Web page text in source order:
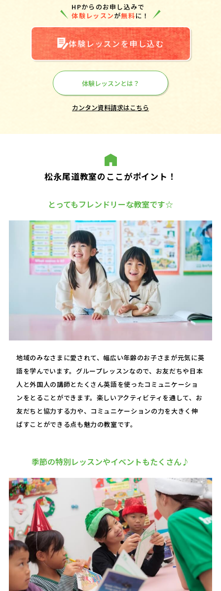
HPからのお申し込みで
体験レッスンが無料に！
体験レッスンを申し込む
体験レッスンとは？
カンタン資料請求はこちら
松永尾道教室のここがポイント！
とってもフレンドリーな教室です☆
地域のみなさまに愛されて、幅広い年齢のお子さまが元気に英
語を学んでいます。グループレッスンなので、お友だちや日本
人と外国人の講師とたくさん英語を使ったコミュニケーショ
ンをとることができます。楽しいアクティビティを通して、お
友だちと協力する力や、コミュニケーションの力を大きく伸
ばすことができる点も魅力の教室です。
季節の特別レッスンやイベントもたくさん♪